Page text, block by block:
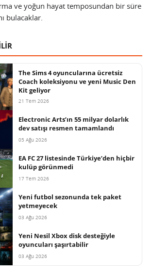
ve yoğun hayat temposundan bir süre
bulacaklar.
The Sims 4 oyuncularına ücretsiz
Coach koleksiyonu ve yeni Music Den
Kit geliyor
21 Tem 2026
Electronic Arts’ın 55 milyar dolarlık
dev satışı resmen tamamlandı
05 Ağu 2026
EA FC 27 listesinde Türkiye’den hiçbir
kulüp görünmedi
17 Tem 2026
Yeni futbol sezonunda tek paket
yetmeyecek
03 Ağu 2026
Yeni Nesil Xbox disk desteğiyle
oyuncuları şaşırtabilir
03 Ağu 2026